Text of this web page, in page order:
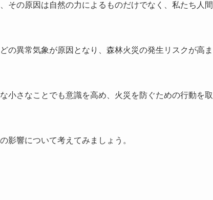
その原因は自然の力によるものだけでなく、私たち人間
の異常気象が原因となり、森林火災の発生リスクが高ま
小さなことでも意識を高め、火災を防ぐための行動を取
影響について考えてみましょう。